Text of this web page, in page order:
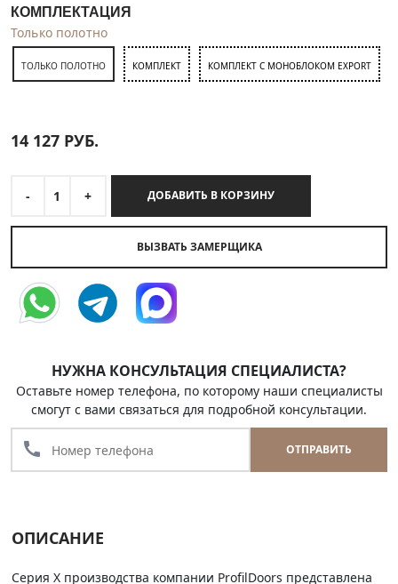
КОМПЛЕКТАЦИЯ
Только полотно
ТОЛЬКО ПОЛОТНО КОМПЛЕКТ КОМПЛЕКТ С МОНОБЛОКОМ EXPORT
14 127 РУБ.
- 1 + ДОБАВИТЬ В КОРЗИНУ
ВЫЗВАТЬ ЗАМЕРЩИКА
НУЖНА КОНСУЛЬТАЦИЯ СПЕЦИАЛИСТА?
Оставьте номер телефона, по которому наши специалисты
смогут с вами связаться для подробной консультации.
call ОТПРАВИТЬ
ОПИСАНИЕ
Серия Х производства компании ProfilDoors представлена